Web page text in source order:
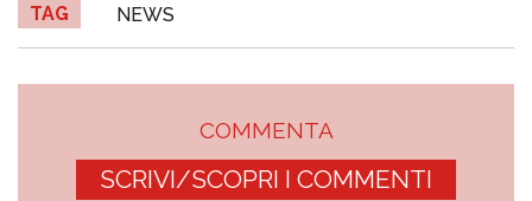
TAG NEWS
COMMENTA
SCRIVI/SCOPRI I COMMENTI